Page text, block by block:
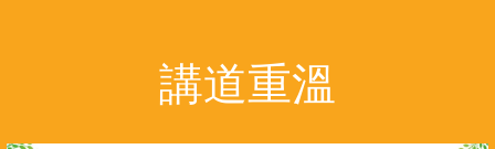
講道重溫